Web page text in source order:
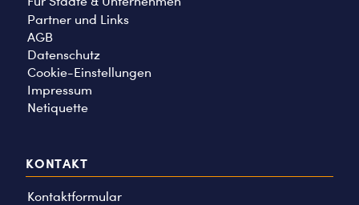
Partner und Links
AGB
Datenschutz
Cookie-Einstellungen
Impressum
Netiquette
KONTAKT
Kontaktformular